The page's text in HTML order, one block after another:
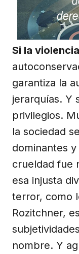
Si la
garantiza la
jerarquías. Y
privilegios.
la sociedad
dominantes
crueldad fue
esa injusta
terror, como
Rozitchner,
nombre. Y